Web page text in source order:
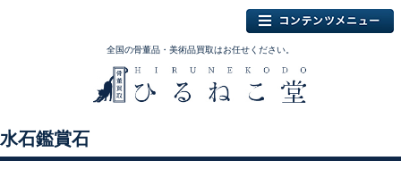
全国の骨董品・美術品買取はお任せください。
水石鑑賞石